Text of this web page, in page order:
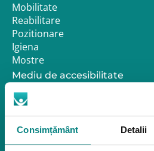
Consimțământ Detalii
Mobilitate
Reabilitare
Pozitionare
Igiena
Mostre
Mediu de accesibilitate
Dispozitive pentru urcarea
Rampe pentru scaune cu rotile
Bare de prindere și mânere de
Închiriere platforme șenilate
Închiriere rampe acces